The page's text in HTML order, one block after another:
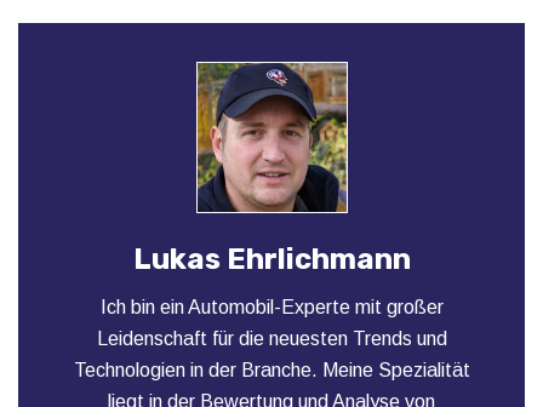
Lukas Ehrlichmann
Ich bin ein Automobil-Experte mit großer
Leidenschaft für die neuesten Trends und
Technologien in der Branche. Meine Spezialität
liegt in der Bewertung und Analyse von